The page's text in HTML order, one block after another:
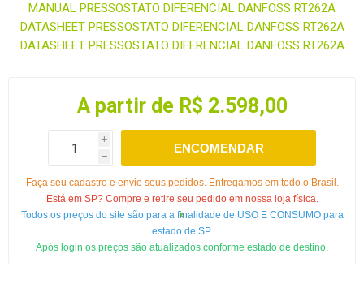
MANUAL PRESSOSTATO DIFERENCIAL DANFOSS RT262A
DATASHEET PRESSOSTATO DIFERENCIAL DANFOSS RT262A
DATASHEET PRESSOSTATO DIFERENCIAL DANFOSS RT262A
A partir de R$ 2.598,00
i
h
ENCOMENDAR
Faça seu cadastro e envie seus pedidos. Entregamos em todo o Brasil.
Está em SP? Compre e retire seu pedido em nossa loja física.
Todos os preços do site são para a finalidade de USO E CONSUMO para
estado de SP.
Após login os preços são atualizados conforme estado de destino.